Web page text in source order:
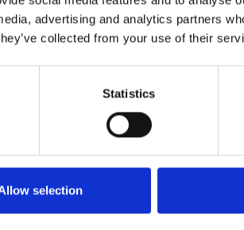
advertising and analytics partners
collected from your use of their
Statistics
selection
d’effectuer des livraisons rapides
plus?